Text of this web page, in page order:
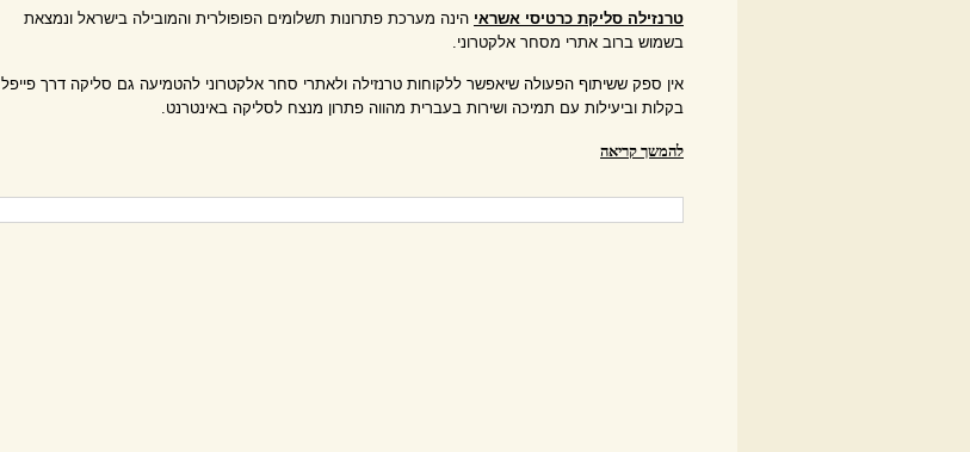
טרנזילה סליקת כרטיסי אשראי הינה מערכת פתרונות תשלומים הפופולרית והמובילה בישראל ונמצאת
בשמוש ברוב אתרי מסחר אלקטרוני.
אין ספק ששיתוף הפעולה שיאפשר ללקוחות טרנזילה ולאתרי סחר אלקטרוני להטמיעה גם סליקה דרך פייפל
בקלות וביעילות עם תמיכה ושירות בעברית מהווה פתרון מנצח לסליקה באינטרנט.
להמשך קריאה